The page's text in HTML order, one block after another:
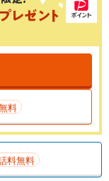
料
料無料